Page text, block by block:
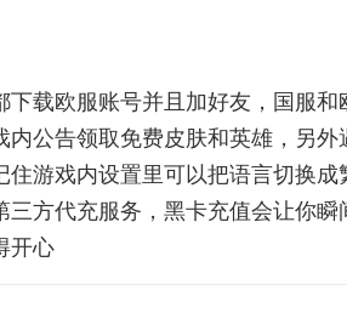
载欧服账号并且加好友，国服和
公告领取免费皮肤和英雄，另外
游戏内设置里可以把语言切换成
方代充服务，黑卡充值会让你瞬
开心